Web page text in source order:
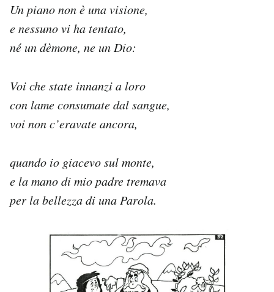
Un piano non è una visione,
e nessuno vi ha tentato,
né un dèmone, ne un Dio:
Voi che state innanzi a loro
con lame consumate dal sangue,
voi non c’eravate ancora,
quando io giacevo sul monte,
e la mano di mio padre tremava
per la bellezza di una Parola.